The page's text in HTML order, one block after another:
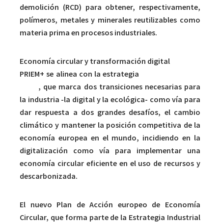
demolición (RCD) para obtener, respectivamente,
polímeros, metales y minerales reutilizables como
materia prima en procesos industriales.
Economía circular y transformación digital
PRIEM+ se alinea con la estrategia
, que marca dos transiciones necesarias para
la industria -la digital y la ecológica- como vía para
dar respuesta a dos grandes desafíos, el cambio
climático y mantener la posición competitiva de la
economía europea en el mundo, incidiendo en la
digitalización como vía para implementar una
economía circular eficiente en el uso de recursos y
descarbonizada.
El nuevo Plan de Acción europeo de Economía
Circular, que forma parte de la Estrategia Industrial